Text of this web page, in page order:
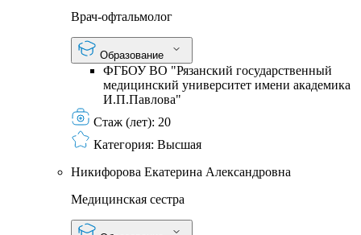
Врач-офтальмолог
Образование
ФГБОУ ВО "Рязанский государственный
медицинский университет имени академика
И.П.Павлова"
Стаж (лет): 20
Категория: Высшая
Никифорова Екатерина Александровна
Медицинская сестра